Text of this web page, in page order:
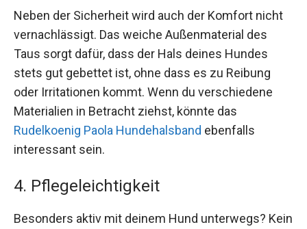
Neben der Sicherheit wird auch der Komfort nicht
vernachlässigt. Das weiche Außenmaterial des
Taus sorgt dafür, dass der Hals deines Hundes
stets gut gebettet ist, ohne dass es zu Reibung
oder Irritationen kommt. Wenn du verschiedene
Materialien in Betracht ziehst, könnte das
Rudelkoenig Paola Hundehalsband ebenfalls
interessant sein.
4. Pflegeleichtigkeit
Besonders aktiv mit deinem Hund unterwegs? Kein